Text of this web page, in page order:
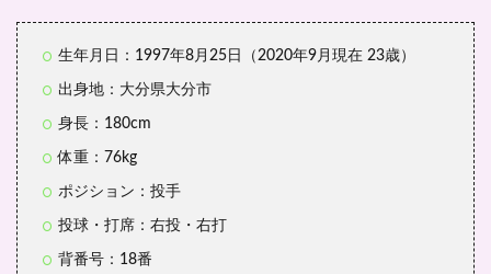
てる
われ
能人
森下
の家
生年月日：1997年8月25日（2020年9月現在 23歳）
出身地：大分県大分市
身長：180cm
体重：76kg
ポジション：投手
投球・打席：右投・右打
背番号：18番